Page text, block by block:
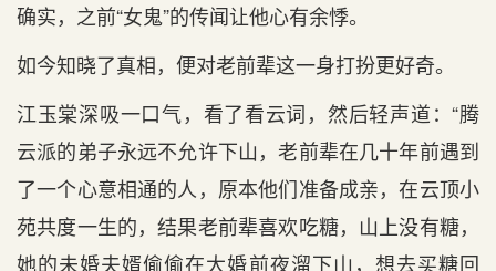
确实，之前“女鬼”的传闻让他心有余悸。
如今知晓了真相，便对老前辈这一身打扮更好奇。
江玉棠深吸一口气，看了看云词，然后轻声道：“腾
云派的弟子永远不允许下山，老前辈在几十年前遇到
了一个心意相通的人，原本他们准备成亲，在云顶小
苑共度一生的，结果老前辈喜欢吃糖，山上没有糖，
她的未婚夫婿偷偷在大婚前夜溜下山，想去买糖回